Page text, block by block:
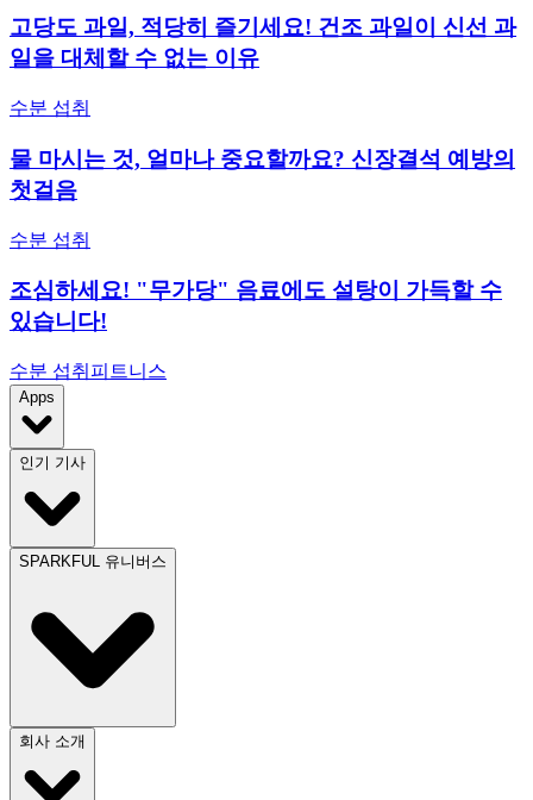
고당도 과일, 적당히 즐기세요! 건조 과일이 신선 과
일을 대체할 수 없는 이유
수분 섭취
물 마시는 것, 얼마나 중요할까요? 신장결석 예방의
첫걸음
수분 섭취
조심하세요! "무가당" 음료에도 설탕이 가득할 수
있습니다!
수분 섭취 피트니스
Apps
인기 기사
SPARKFUL 유니버스
회사 소개